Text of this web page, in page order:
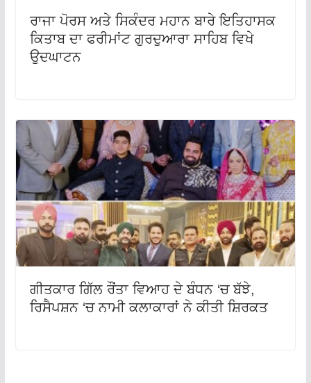
ਰਾਜਾ ਪੋਰਸ ਅਤੇ ਸਿਕੰਦਰ ਮਹਾਨ ਬਾਰੇ ਇਤਿਹਾਸਕ
ਕਿਤਾਬ ਦਾ ਫਰੀਮਾਂਟ ਗੁਰਦੁਆਰਾ ਸਾਹਿਬ ਵਿਖੇ
ਉਦਘਾਟਨ
ਗੀਤਕਾਰ ਗਿੱਲ ਰੌਂਤਾ ਵਿਆਹ ਦੇ ਬੰਧਨ ‘ਚ ਬੱਝੇ,
ਰਿਸੈਪਸ਼ਨ ‘ਚ ਨਾਮੀ ਕਲਾਕਾਰਾਂ ਨੇ ਕੀਤੀ ਸ਼ਿਰਕਤ